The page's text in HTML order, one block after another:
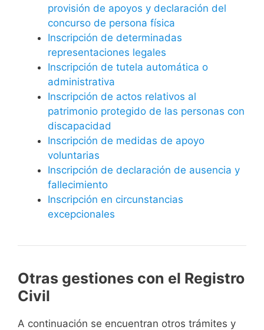
provisión de apoyos y declaración del
concurso de persona física
Inscripción de determinadas
representaciones legales
Inscripción de tutela automática o
administrativa
Inscripción de actos relativos al
patrimonio protegido de las personas con
discapacidad
Inscripción de medidas de apoyo
voluntarias
Inscripción de declaración de ausencia y
fallecimiento
Inscripción en circunstancias
excepcionales
Otras gestiones con el Registro
Civil
A continuación se encuentran otros trámites y